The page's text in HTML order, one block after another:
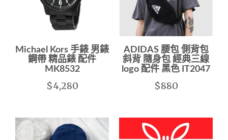
Michael Kors 手錶 男錶
鋼帶 精品錶 配件
MK8532
$4,280
ADIDAS 腰包 側背包
斜背 隨身包 經典三線
logo 配件 黑色 IT2047
$880